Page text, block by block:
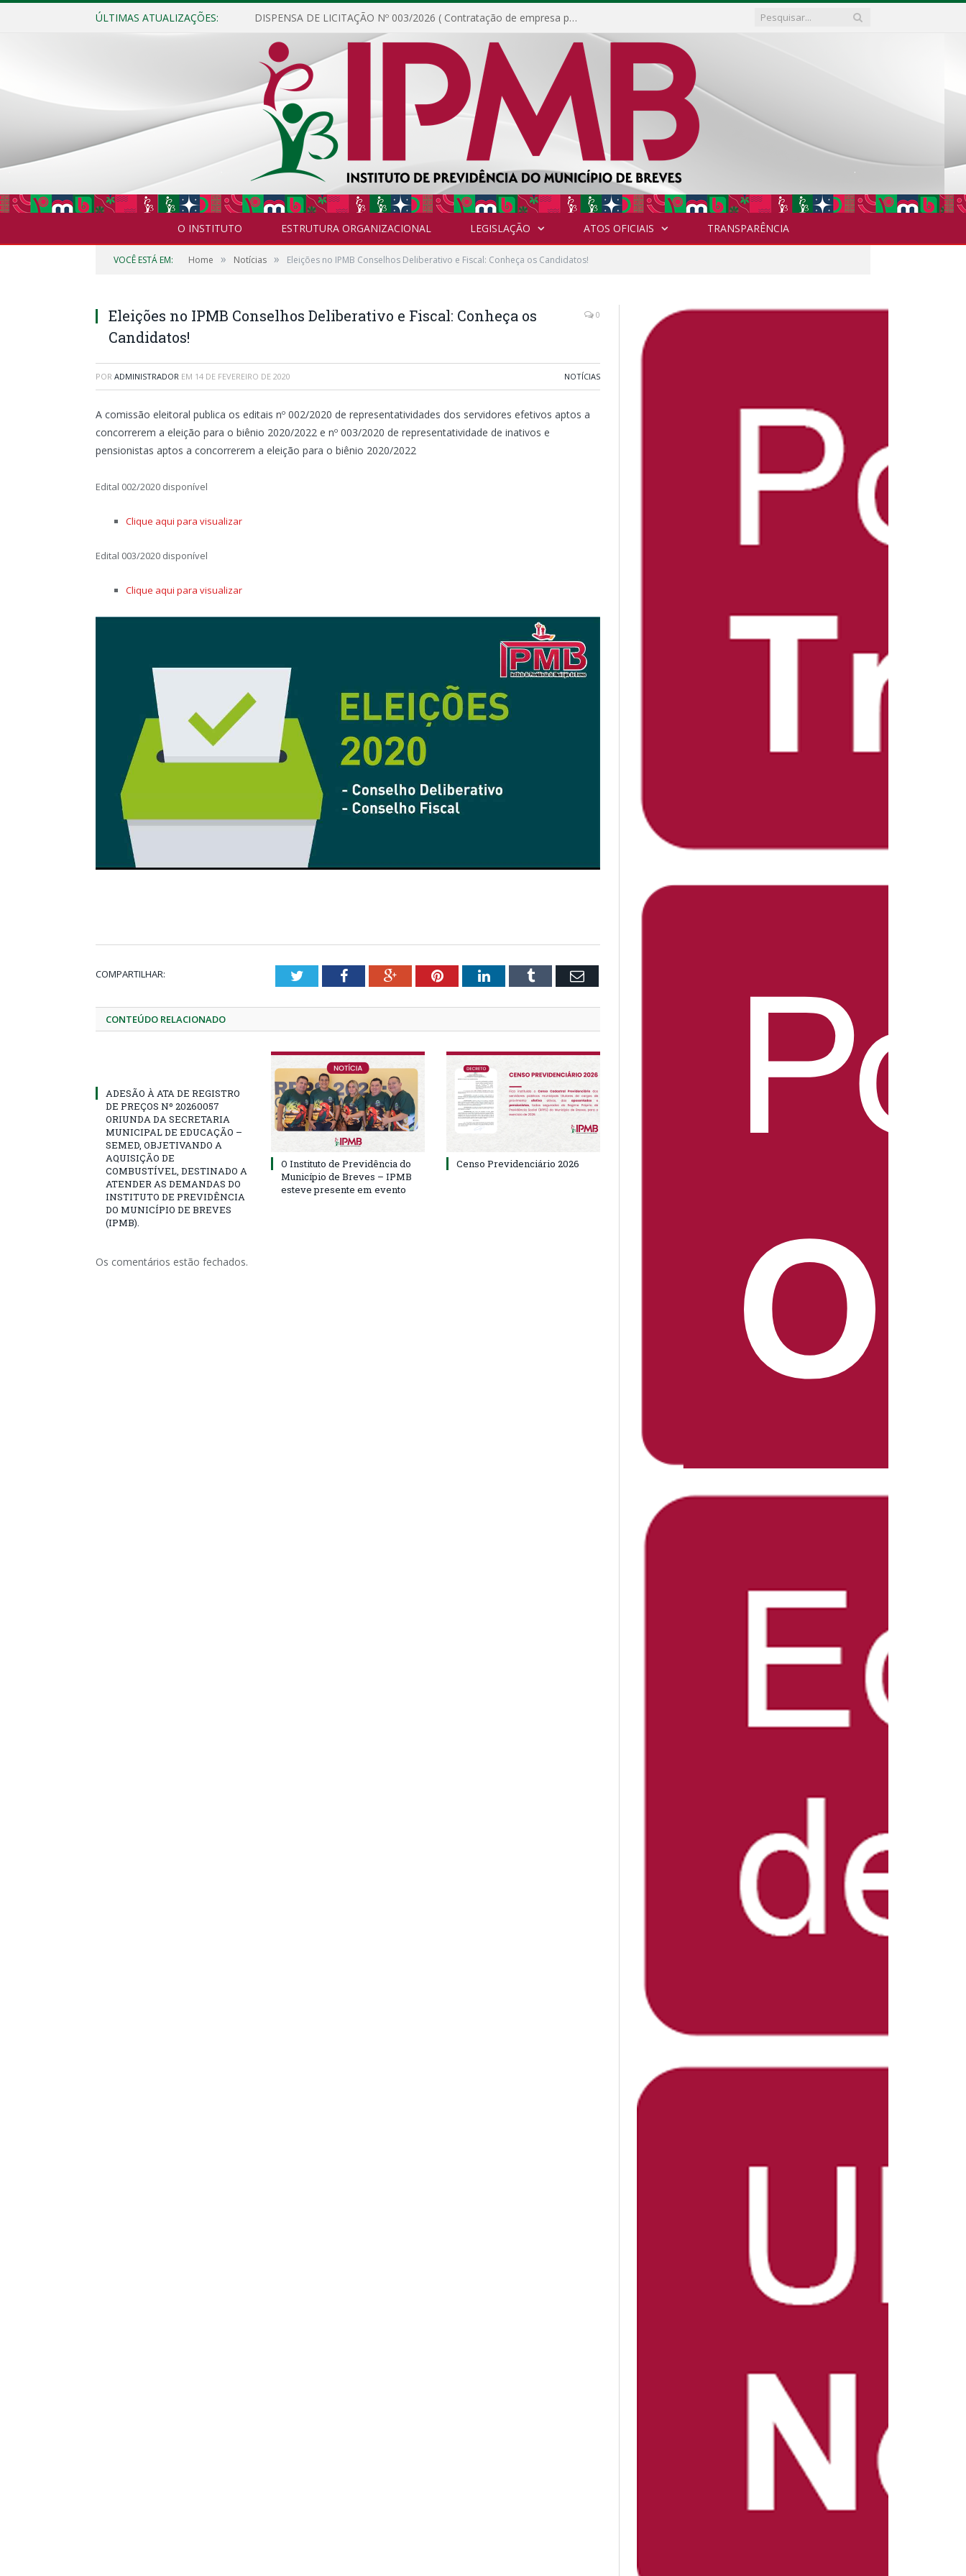
ÚLTIMAS ATUALIZAÇÕES: DISPENSA DE LICITAÇÃO Nº 003/2026 ( Contratação de empresa para fornecimento de gêneros alimentícios não perecíveis, materiais de expediente, descartáveis, copa e cozinha, para análise e posterior publicação.)
O INSTITUTO ESTRUTURA ORGANIZACIONAL LEGISLAÇÃO ATOS OFICIAIS TRANSPARÊNCIA
VOCÊ ESTÁ EM: Home » Notícias » Eleições no IPMB Conselhos Deliberativo e Fiscal: Conheça os Candidatos!
Eleições no IPMB Conselhos Deliberativo e Fiscal: Conheça os
Candidatos!
0
POR ADMINISTRADOR EM 14 DE FEVEREIRO DE 2020 NOTÍCIAS
A comissão eleitoral publica os editais nº 002/2020 de representatividades dos servidores efetivos aptos a
concorrerem a eleição para o biênio 2020/2022 e nº 003/2020 de representatividade de inativos e
pensionistas aptos a concorrerem a eleição para o biênio 2020/2022
Edital 002/2020 disponível
Clique aqui para visualizar
Edital 003/2020 disponível
Clique aqui para visualizar
COMPARTILHAR: TwitterFacebookGoogle+PinterestLinkedInTumblr Email
CONTEÚDO RELACIONADO
ADESÃO À ATA DE REGISTRO
DE PREÇOS Nº 20260057
ORIUNDA DA SECRETARIA
MUNICIPAL DE EDUCAÇÃO –
SEMED, OBJETIVANDO A
AQUISIÇÃO DE
COMBUSTÍVEL, DESTINADO A
ATENDER AS DEMANDAS DO
INSTITUTO DE PREVIDÊNCIA
DO MUNICÍPIO DE BREVES
(IPMB).
O Instituto de Previdência do
Município de Breves – IPMB
esteve presente em evento
Censo Previdenciário 2026
Os comentários estão fechados.